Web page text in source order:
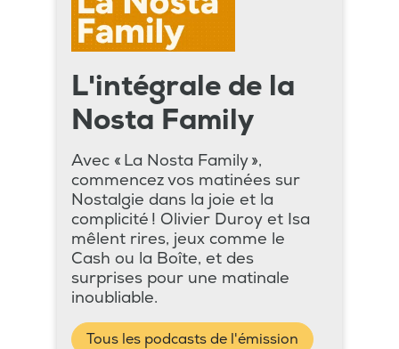
L'intégrale de la
Nosta Family
Avec « La Nosta Family »,
commencez vos matinées sur
Nostalgie dans la joie et la
complicité ! Olivier Duroy et Isa
mêlent rires, jeux comme le
Cash ou la Boîte, et des
surprises pour une matinale
inoubliable.
Tous les podcasts de l'émission